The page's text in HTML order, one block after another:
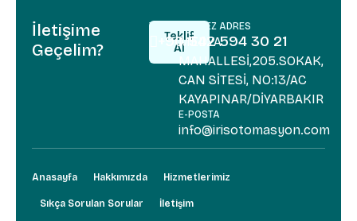
İletişime
Geçelim?
Teklif
Al
Teklif
TELEFON
+90 542 594 30 21
+90 542
MERKEZ ADRES
MEDYA
MAHALLESİ,205.SOKAK,
CAN SİTESİ, NO:13/AC
KAYAPINAR/DİYARBAKIR
E-POSTA
info@irisotomasyon.com
Anasayfa Hakkımızda Hizmetlerimiz
Sıkça Sorulan Sorular İletişim